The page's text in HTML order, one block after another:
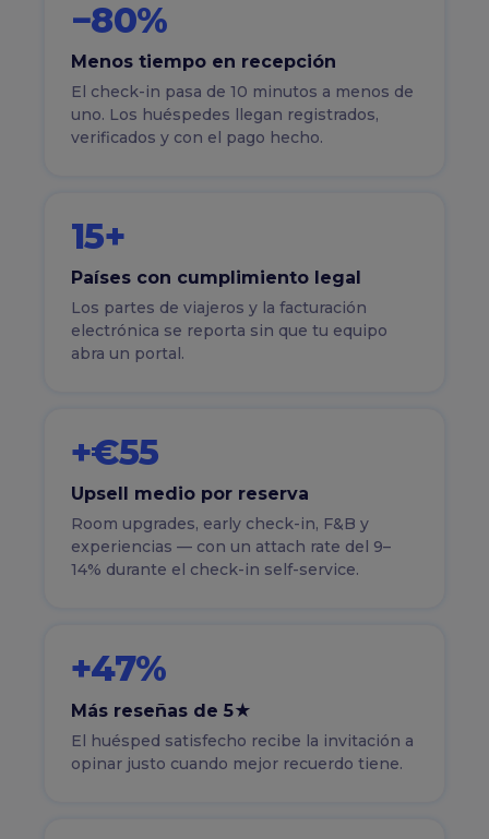
−80%
Menos tiempo en recepción
El check-in pasa de 10 minutos a menos de
uno. Los huéspedes llegan registrados,
verificados y con el pago hecho.
15+
Países con cumplimiento legal
Los partes de viajeros y la facturación
electrónica se reporta sin que tu equipo
abra un portal.
+€55
Upsell medio por reserva
Room upgrades, early check-in, F&B y
experiencias — con un attach rate del 9–
14% durante el check-in self-service.
+47%
Más reseñas de 5★
El huésped satisfecho recibe la invitación a
opinar justo cuando mejor recuerdo tiene.